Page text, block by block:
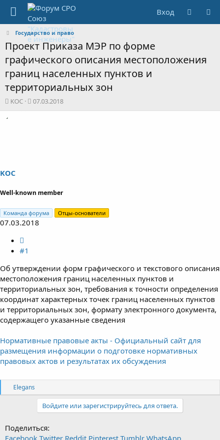
Вход
Государство и право
Проект Приказа МЭР по форме
графического описания местоположения
границ населенных пунктов и
территориальных зон
А
в
ы
KOC
Д
а
07.03.2018
KOC
Well-known member
Команда форума Отцы-основатели
07.03.2018
#1
Об утверждении форм графического и текстового описания
местоположения границ населенных пунктов и
территориальных зон, требования к точности определения
координат характерных точек границ населенных пунктов
и территориальных зон, формату электронного документа,
содержащего указанные сведения
Нормативные правовые акты - Официальный сайт для
размещения информации о подготовке нормативных
правовых актов и результатах их обсуждения
R
e
i
o
Elegans
Войдите или зарегистрируйтесь для ответа.
Поделиться:
Facebook Twitter Reddit Pinterest Tumblr WhatsApp